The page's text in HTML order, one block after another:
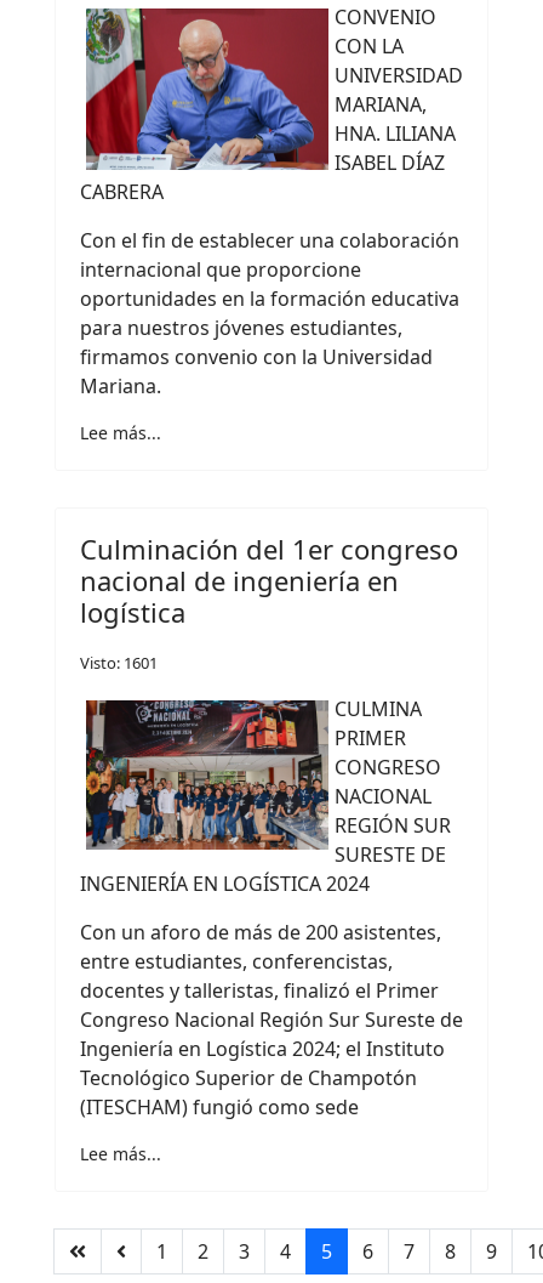
CONVENIO
CON LA
UNIVERSIDAD
MARIANA,
HNA. LILIANA
ISABEL DÍAZ
CABRERA
Con el fin de establecer una colaboración
internacional que proporcione
oportunidades en la formación educativa
para nuestros jóvenes estudiantes,
firmamos convenio con la Universidad
Mariana.
Lee más...
Culminación del 1er congreso
nacional de ingeniería en
logística
Visto: 1601
CULMINA
PRIMER
CONGRESO
NACIONAL
REGIÓN SUR
SURESTE DE
INGENIERÍA EN LOGÍSTICA 2024
Con un aforo de más de 200 asistentes,
entre estudiantes, conferencistas,
docentes y talleristas, finalizó el Primer
Congreso Nacional Región Sur Sureste de
Ingeniería en Logística 2024; el Instituto
Tecnológico Superior de Champotón
(ITESCHAM) fungió como sede
Lee más...
1 2 3 4 5 6 7 8 9